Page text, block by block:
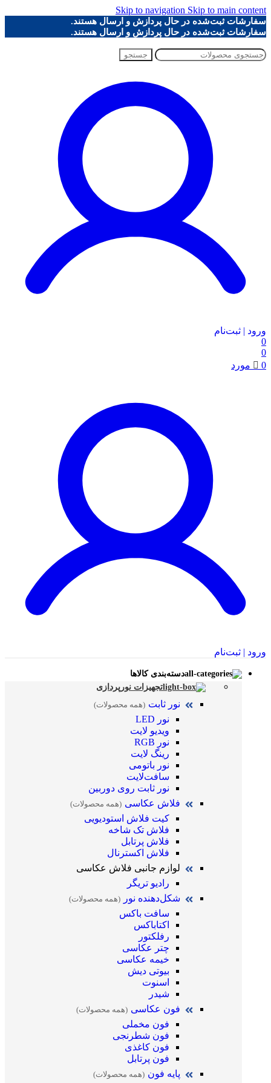
Skip to navigation Skip to main content
سفارشات ثبت‌شده در حال پردازش و ارسال هستند.
سفارشات ثبت‌شده در حال پردازش و ارسال هستند.
جستجو
ورود | ثبت‌نام
0
0
0
مورد
ورود | ثبت‌نام
دسته‌بندی کالاها
تجهیزات نورپردازی
نور ثابت (همه محصولات)
نور LED
ویدیو لایت
نور RGB
رینگ لایت
نور باتومی
سافت‌لایت
نور ثابت روی دوربین
فلاش عکاسی (همه محصولات)
کیت فلاش استودیویی
فلاش تک شاخه
فلاش پرتابل
فلاش اکسترنال
لوازم جانبی فلاش عکاسی
رادیو تریگر
شکل‌دهنده نور
(همه محصولات)
سافت باکس
اکتاباکس
رفلکتور
چتر عکاسی
خیمه عکاسی
بیوتی دیش
اسنوت
شیدر
فون عکاسی (همه محصولات)
فون مخملی
فون شطرنجی
فون کاغذی
فون پرتابل
پایه فون (همه محصولات)